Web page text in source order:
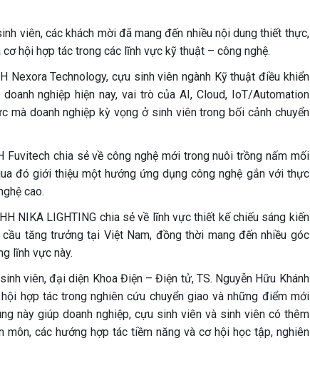
viên, các khách mời đã mang đến nhiều nội dung thiết thực,
hội hợp tác trong các lĩnh vực kỹ thuật – công nghệ.
Nexora Technology, cựu sinh viên ngành Kỹ thuật điều khiển
nghiệp hiện nay, vai trò của AI, Cloud, IoT/Automation
mà doanh nghiệp kỳ vọng ở sinh viên trong bối cảnh chuyển
chia sẻ về công nghệ mới trong nuôi trồng nấm mối
đó giới thiệu một hướng ứng dụng công nghệ gắn với thực
cao.
NIKA LIGHTING chia sẻ về lĩnh vực thiết kế chiếu sáng kiến
tăng trưởng tại Việt Nam, đồng thời mang đến nhiều góc
lĩnh vực này.
viên, đại diện Khoa Điện – Điện tử, TS. Nguyễn Hữu Khánh
hợp tác trong nghiên cứu chuyển giao và những điểm mới
này giúp doanh nghiệp, cựu sinh viên và sinh viên có thêm
các hướng hợp tác tiềm năng và cơ hội học tập, nghiên